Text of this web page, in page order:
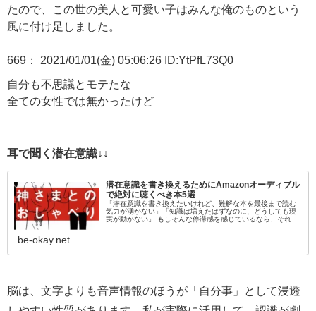
たので、この世の美人と可愛い子はみんな俺のものという
風に付け足しました。
669： 2021/01/01(金) 05:06:26 ID:YtPfL73Q0
自分も不思議とモテたな
全ての女性では無かったけど
耳で聞く潜在意識↓↓
潜在意識を書き換えるためにAmazonオーディブル
で絶対に聴くべき本5選
「潜在意識を書き換えたいけれど、難解な本を最後まで読む
気力が湧かない」「知識は増えたはずなのに、どうしても現
実が動かない」 もしそんな停滞感を感じているなら、それは
be-okay.net
脳は、文字よりも音声情報のほうが「自分事」として浸透